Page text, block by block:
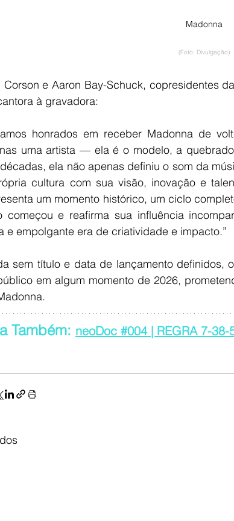
Madonna
(Foto: Divulgação)
Corson e Aaron Bay-Schuck, copresidentes
à gravadora:
honrados em receber Madonna de
uma artista — ela é o modelo, a
ela não apenas definiu o som da
cultura com sua visão, inovação e
um momento histórico, um ciclo
começou e reafirma sua influência
e empolgante era de criatividade e impacto.”
sem título e data de lançamento definidos,
em algum momento de 2026,
Também: neoDoc #004 | REGRA 7-